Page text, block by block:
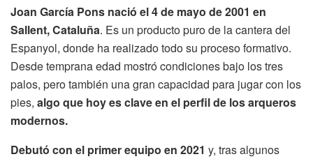
Joan García Pons nació el 4 de mayo de 2001 en
Sallent, Cataluña. Es un producto puro de la cantera del
Espanyol, donde ha realizado todo su proceso formativo.
Desde temprana edad mostró condiciones bajo los tres
palos, pero también una gran capacidad para jugar con los
pies, algo que hoy es clave en el perfil de los arqueros
modernos.
Debutó con el primer equipo en 2021 y, tras algunos